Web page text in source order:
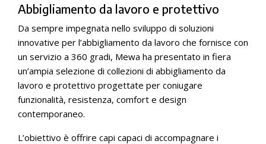
Abbigliamento da lavoro e protettivo
Da sempre impegnata nello sviluppo di soluzioni
innovative per l’abbigliamento da lavoro che fornisce con
un servizio a 360 gradi, Mewa ha presentato in fiera
un’ampia selezione di collezioni di abbigliamento da
lavoro e protettivo progettate per coniugare
funzionalità, resistenza, comfort e design
contemporaneo.
L’obiettivo è offrire capi capaci di accompagnare i